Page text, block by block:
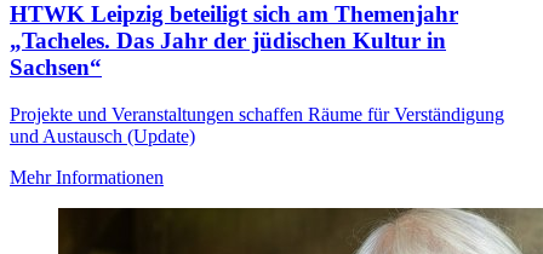
HTWK Leipzig beteiligt sich am Themenjahr
„Tacheles. Das Jahr der jüdischen Kultur in
Sachsen“
Projekte und Veranstaltungen schaffen Räume für Verständigung
und Austausch (Update)
Mehr Informationen